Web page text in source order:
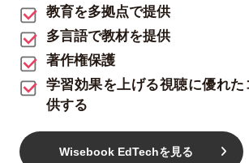
教育を多拠点で提供
多言語で教材を提供
著作権保護
学習効果を上げる視聴に優れ
供する
Wisebook EdTechを見る